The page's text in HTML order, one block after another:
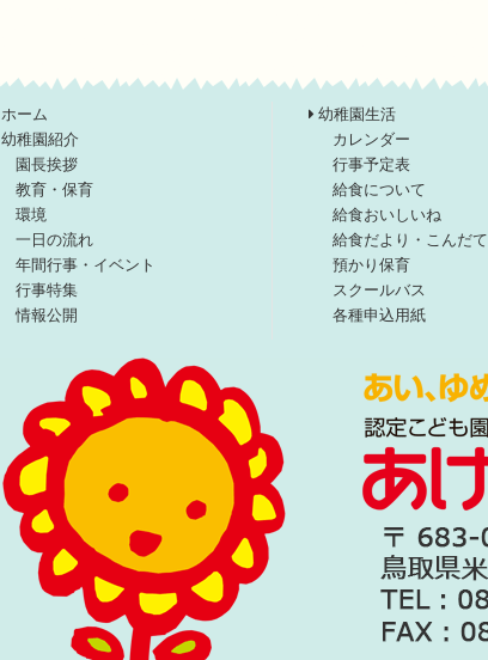
ホーム
幼稚園紹介
園長挨拶
教育・保育
環境
一日の流れ
年間行事・イベント
行事特集
情報公開
幼稚園生活
カレンダー
行事予定表
給食について
給食おいしいね
給食だより・こんだて
預かり保育
スクールバス
各種申込用紙